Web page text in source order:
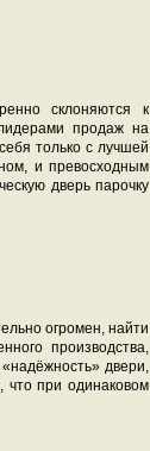
склоняются к
продаж на
только с лучшей
и превосходным
дверь парочку
огромен, найти
производства,
двери,
что при одинаковом